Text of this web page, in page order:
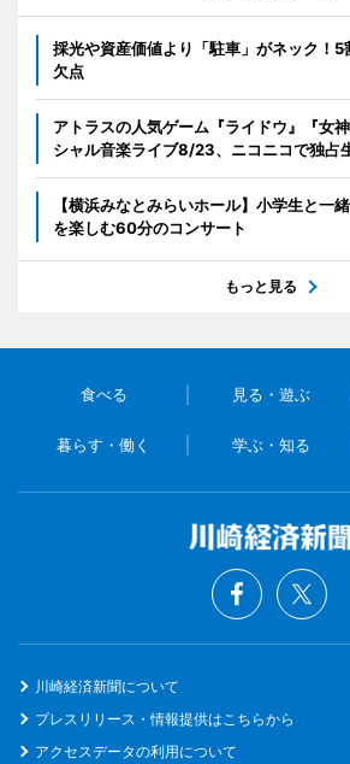
採光や資産価値より「駐車」がネック！
欠点
アトラスの人気ゲーム『ライドウ』『女
シャル音楽ライブ8/23、ニコニコで独占
【横浜みなとみらいホール】小学生と一
を楽しむ60分のコンサート
もっと見る
食べる 見る・遊ぶ
暮らす・働く 学ぶ・知る
川崎経済新聞について
プレスリリース・情報提供はこちらから
アクセスデータの利用について